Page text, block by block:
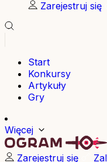
Zarejestruj się
Start
Konkursy
Artykuły
Gry
Więcej
Zarejestruj się